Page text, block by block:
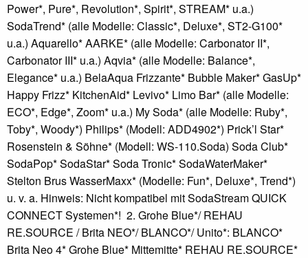
Power*, Pure*, Revolution*, Spirit*, STREAM* u.a.)
SodaTrend* (alle Modelle: Classic*, Deluxe*, ST2-G100*
u.a.) Aquarello* AARKE* (alle Modelle: Carbonator II*,
Carbonator III* u.a.) Aqvia* (alle Modelle: Balance*,
Elegance* u.a.) BelaAqua Frizzante* Bubble Maker* GasUp*
Happy Frizz* KitchenAid* Levivo* Limo Bar* (alle Modelle:
ECO*, Edge*, Zoom* u.a.) My Soda* (alle Modelle: Ruby*,
Toby*, Woody*) Philips* (Modell: ADD4902*) Prick’l Star*
Rosenstein & Söhne* (Modell: WS-110.Soda) Soda Club*
SodaPop* SodaStar* Soda Tronic* SodaWaterMaker*
Stelton Brus WasserMaxx* (Modelle: Fun*, Deluxe*, Trend*)
u. v. a. Hinweis: Nicht kompatibel mit SodaStream QUICK
CONNECT Systemen*! 2. Grohe Blue*/ REHAU
RE.SOURCE / Brita NEO*/ BLANCO*/ Unito*: BLANCO*
Brita Neo 4* Grohe Blue* Mittemitte* REHAU RE.SOURCE*